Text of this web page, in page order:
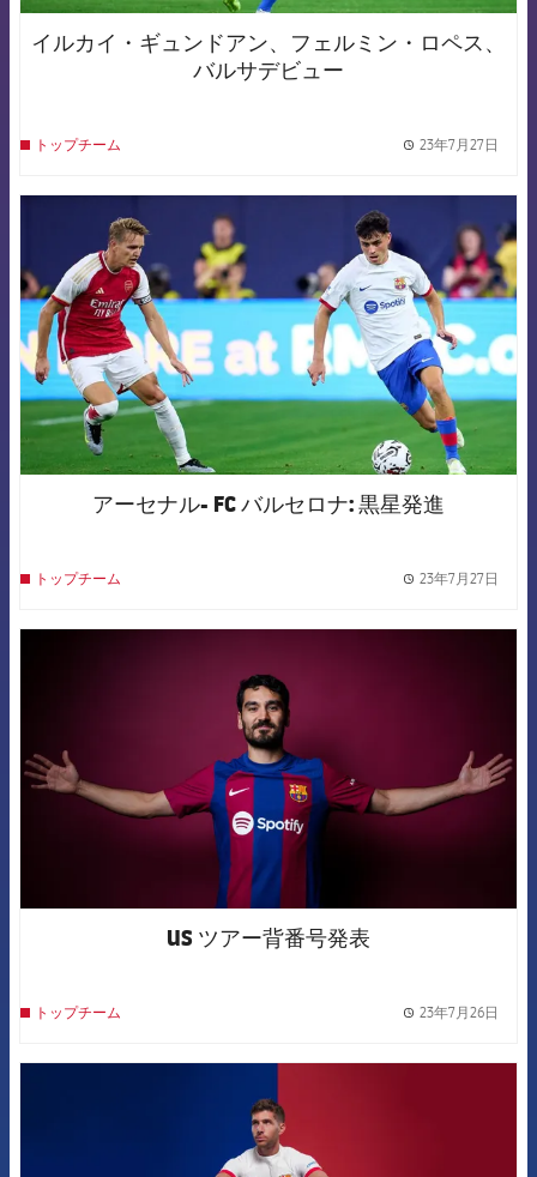
イルカイ・ギュンドアン、フェルミン・ロペス、
バルサデビュー
トップチーム 23年7月27日
FCB Barcelona badge
アーセナル- FC バルセロナ: 黒星発進
トップチーム 23年7月27日
US ツアー背番号発表
トップチーム 23年7月26日